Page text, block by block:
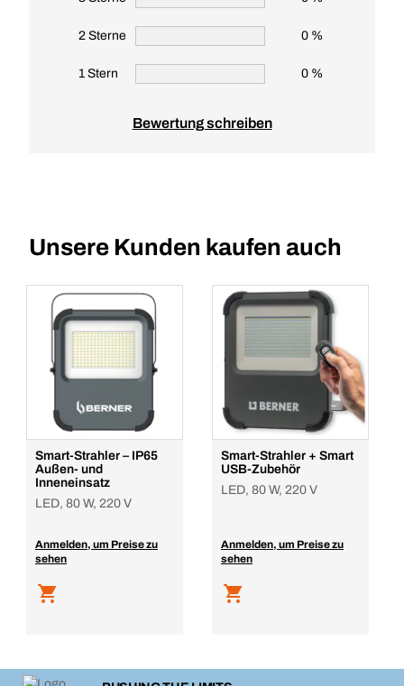
2 Sterne 0 %
1 Stern 0 %
Bewertung schreiben
Unsere Kunden kaufen auch
Smart-Strahler – IP65
Außen- und
Inneneinsatz
LED, 80 W, 220 V
Anmelden, um Preise zu
sehen
Smart-Strahler + Smart
USB-Zubehör
LED, 80 W, 220 V
Anmelden, um Preise zu
sehen